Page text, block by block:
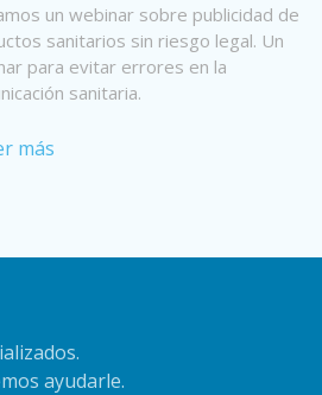
un webinar sobre publicidad de
sanitarios sin riesgo legal. Un
para evitar errores en la
sanitaria.
más
ayudarle.